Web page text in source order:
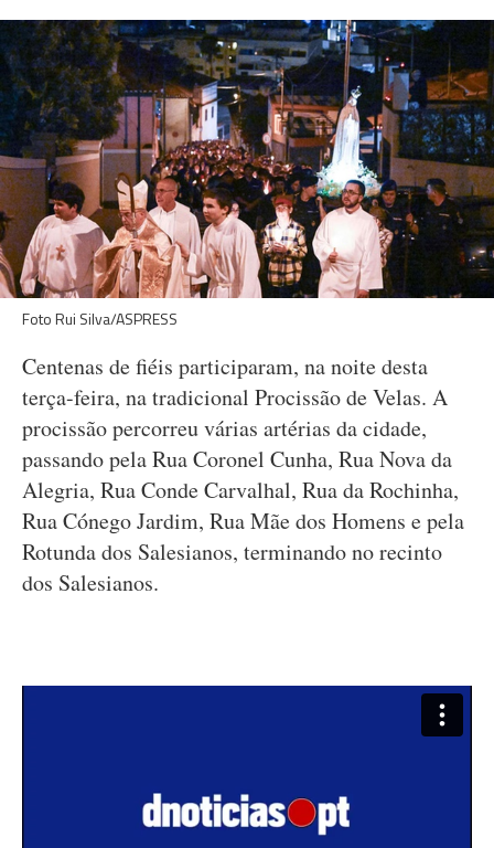
Foto Rui Silva/ASPRESS
Centenas de fiéis participaram, na noite desta
terça-feira, na tradicional Procissão de Velas. A
procissão percorreu várias artérias da cidade,
passando pela Rua Coronel Cunha, Rua Nova da
Alegria, Rua Conde Carvalhal, Rua da Rochinha,
Rua Cónego Jardim, Rua Mãe dos Homens e pela
Rotunda dos Salesianos, terminando no recinto
dos Salesianos.